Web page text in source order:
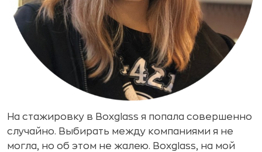
На стажировку в Boxglass я попала совершенно
случайно. Выбирать между компаниями я не
могла, но об этом не жалею. Boxglass, на мой